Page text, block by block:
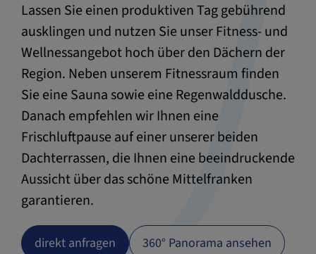
Lassen Sie einen produktiven Tag gebührend
ausklingen und nutzen Sie unser Fitness- und
Wellnessangebot hoch über den Dächern der
Region. Neben unserem Fitnessraum finden
Sie eine Sauna sowie eine Regenwalddusche.
Danach empfehlen wir Ihnen eine
Frischluftpause auf einer unserer beiden
Dachterrassen, die Ihnen eine beeindruckende
Aussicht über das schöne Mittelfranken
garantieren.
direkt anfragen 360° Panorama ansehen